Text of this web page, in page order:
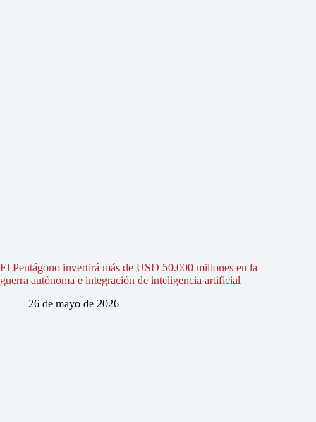
El Pentágono invertirá más de USD 50.000 millones en la
guerra autónoma e integración de inteligencia artificial
26 de mayo de 2026